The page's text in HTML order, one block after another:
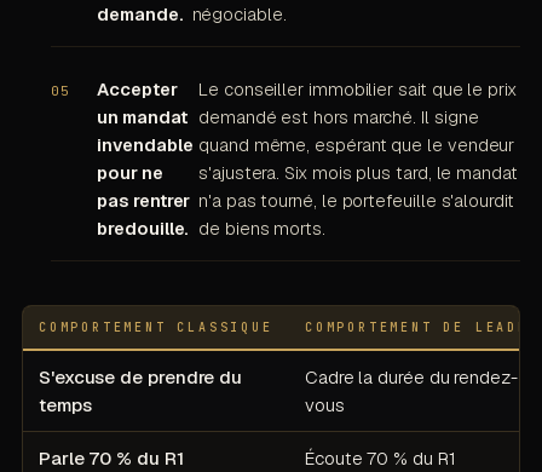
demande. négociable.
Accepter
un mandat
invendable
pour ne
pas rentrer
bredouille.
Le conseiller immobilier sait que le prix
demandé est hors marché. Il signe
quand même, espérant que le vendeur
s'ajustera. Six mois plus tard, le mandat
n'a pas tourné, le portefeuille s'alourdit
de biens morts.
COMPORTEMENT CLASSIQUE COMPORTEMENT DE LEADER
S'excuse de prendre du
temps
Cadre la durée du rendez-
vous
Parle 70 % du R1 Écoute 70 % du R1